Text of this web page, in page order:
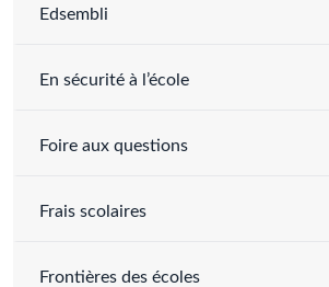
Edsembli
En sécurité à l’école
Foire aux questions
Frais scolaires
Frontières des écoles